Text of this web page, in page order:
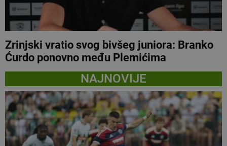
Zrinjski vratio svog bivšeg juniora: Branko
Ćurdo ponovno među Plemićima
NAJNOVIJE